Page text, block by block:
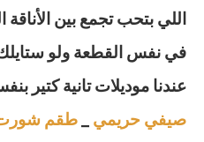
اللي بتحب تجمع بين الأناقة
في نفس القطعة ولو
عندنا موديلات تانية كتير
صيفي حريمي
طقم